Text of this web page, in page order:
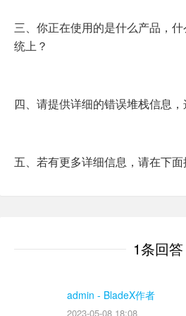
三、你正在使用的是什么产品，
统上？
四、请提供详细的错误堆栈信息，
五、若有更多详细信息，请在下面
1条回答
admin - BladeX作者
2023-05-08 18:08